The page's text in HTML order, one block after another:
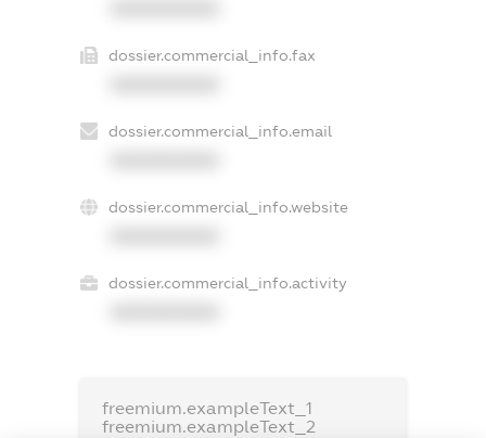
dossier.commercial_info.fax
dossier.commercial_info.email
dossier.commercial_info.website
dossier.commercial_info.activity
freemium.exampleText_1
freemium.exampleText_2